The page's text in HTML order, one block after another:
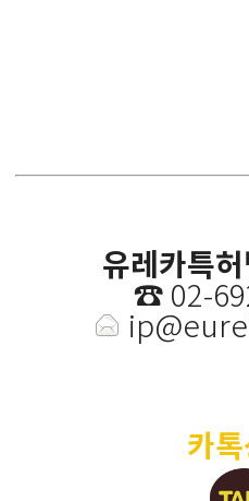
유레카특
☎️ 02-
카